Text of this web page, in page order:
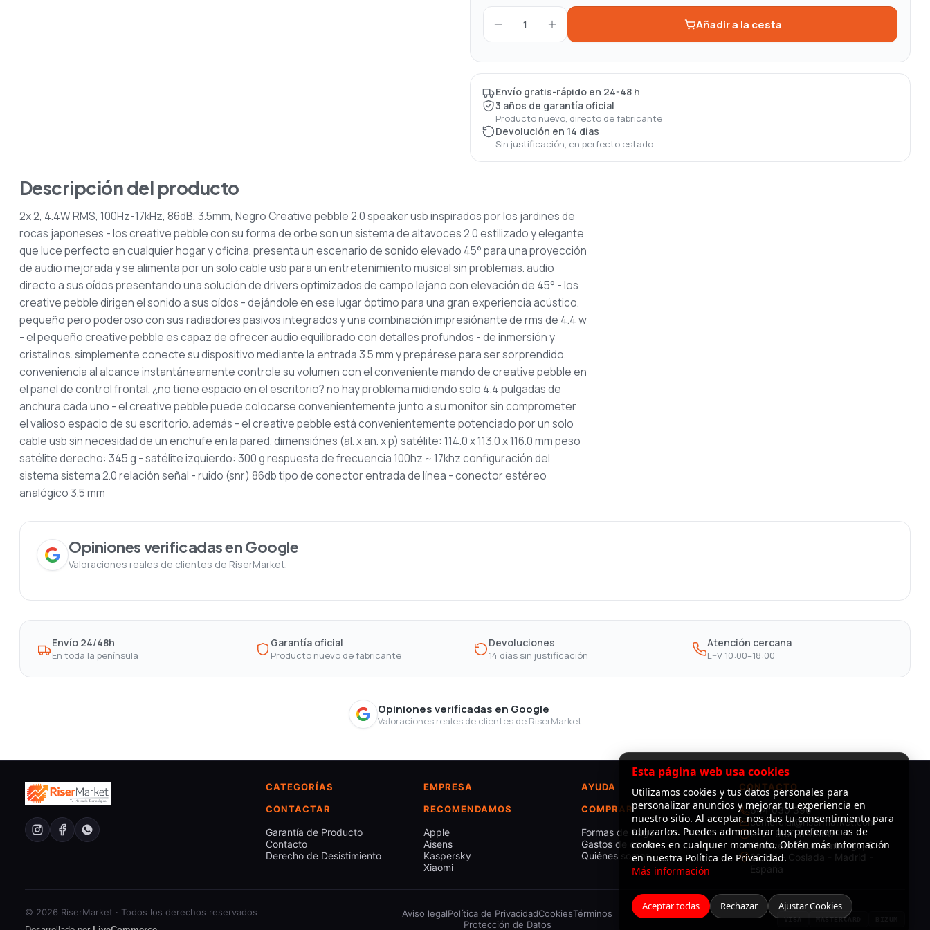
1 Añadir a la cesta
Envío gratis-rápido en 24-48 h
3 años de garantía oficial
Producto nuevo, directo de fabricante
Devolución en 14 días
Sin justificación, en perfecto estado
Descripción del producto
2x 2, 4.4W RMS, 100Hz-17kHz, 86dB, 3.5mm, Negro Creative pebble 2.0 speaker usbinspirados por los jardines de
rocas japoneses - los creative pebble con su formade orbe son un sistema de altavoces 2.0 estilizado y elegante
que luce perfectoen cualquier hogar y oficina. presenta un escenario de sonido elevado 45° parauna proyección
de audio mejorada y se alimenta por un solo cable usb para unentretenimiento musical sin problemas.audio
directo a sus oídospresentando una solución de drivers optimizados de campo lejano con elevaciónde 45° - los
creative pebble dirigen el sonido a sus oídos - dejándole en ese lugaróptimo para una gran experiencia acústico.
pequeño pero poderosocon sus radiadores pasivos integrados y una combinación impresiónante de rmsde 4.4 w
- el pequeño creative pebble es capaz de ofrecer audio equilibrado condetalles profundos - de inmersión y
cristalinos. simplemente conecte sudispositivo mediante la entrada 3.5 mm y prepárese para ser sorprendido.
conveniencia al alcanceinstantáneamente controle su volumen con el conveniente mando de creativepebble en
el panel de control frontal. ¿no tiene espacio en el escritorio? no hay problemamidiendo solo 4.4 pulgadas de
anchura cada uno - el creative pebble puedecolocarse convenientemente junto a su monitor sin comprometer
el valiosoespacio de su escritorio. además - el creative pebble está convenientementepotenciado por un solo
cable usb sin necesidad de un enchufe en la pared.dimensiónes (al. x an. x p) satélite: 114.0 x 113.0 x 116.0 mmpeso
satélite derecho: 345 g - satélite izquierdo: 300 grespuesta de frecuencia 100hz ~ 17khzconfiguración del
sistemasistema 2.0relación señal - ruido (snr) 86dbtipo de conectorentrada de línea - conector estéreo
analógico 3.5 mm
Opiniones verificadas en Google
Valoraciones reales de clientes de RiserMarket.
Envío 24/48h
En toda la península
Garantía oficial
Producto nuevo de fabricante
Devoluciones
14 días sin justificación
Atención cercana
L–V 10:00–18:00
Opiniones verificadas en Google
Valoraciones reales de clientes de RiserMarket
CATEGORÍAS
CONTACTAR
Garantía de Producto
Contacto
Derecho de Desistimiento
EMPRESA
RECOMENDAMOS
Apple
Aisens
Kaspersky
Xiaomi
AYUDA
COMPRAR
Formas de Pago
Gastos de envío
Quiénes somos
CONTACTO
644 030 396
comercial@risermarket.com
L–V · 9:00 a 19:00
Almacén: C/Luxemburgo, 3 -
28821 - Coslada - Madrid -
España
© 2026 RiserMarket · Todos los derechos reservados Aviso legalPolítica de PrivacidadCookiesTérminos
Protección de Datos
VISA MASTERCARD
Esta página web usa cookies
Utilizamos cookies y tus datos personales para
personalizar anuncios y mejorar tu experiencia en
nuestro sitio. Al aceptar, nos das tu consentimiento para
utilizarlos. Puedes administrar tus preferencias de
cookies en cualquier momento. Obtén más información
en nuestra Política de Privacidad.
Más información
Aceptar todas Rechazar Ajustar Cookies